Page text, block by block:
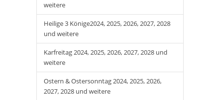
weitere
Heilige 3 Könige2024, 2025, 2026, 2027, 2028
und weitere
Karfreitag 2024, 2025, 2026, 2027, 2028 und
weitere
Ostern & Ostersonntag 2024, 2025, 2026,
2027, 2028 und weitere